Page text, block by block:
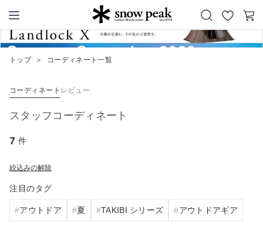
Snow Peak
お
気
カ
ー
トップ ＞ コーディネート一覧
コーディネート レビュー
スタッフコーディネート
7 件
絞込みの解除
注目のタグ
アウトドア 夏 TAKIBI シリーズ アウトドアギア